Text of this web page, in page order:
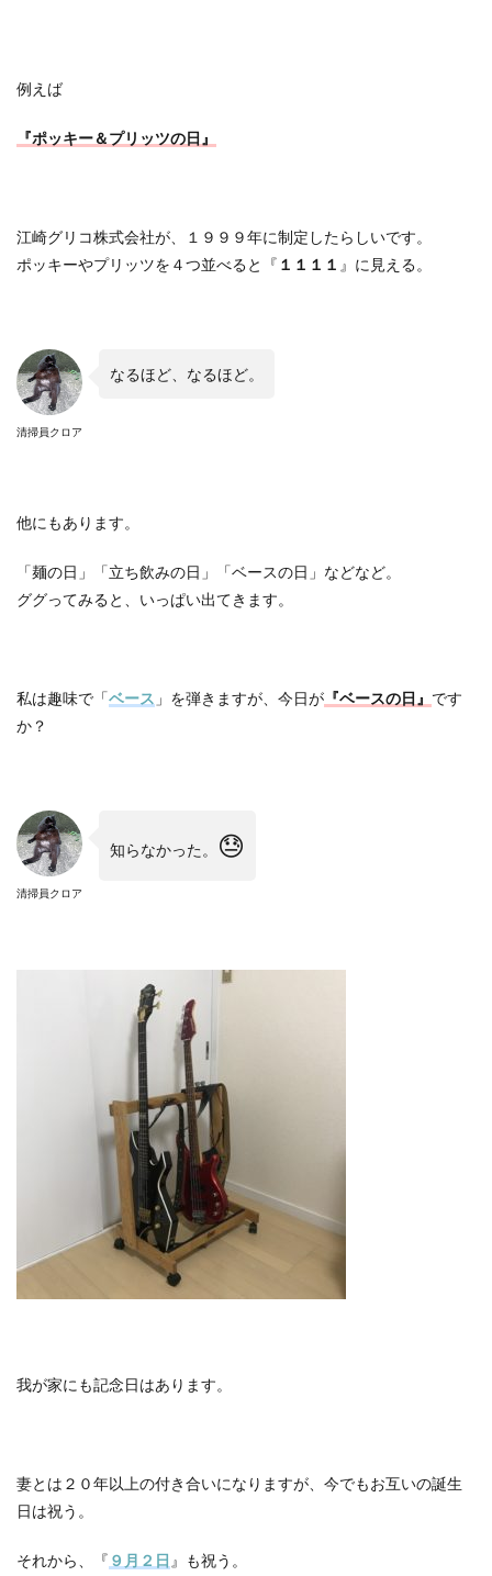
例えば
『ポッキー＆プリッツの日』
江崎グリコ株式会社が、１９９９年に制定したらしいです。
ポッキーやプリッツを４つ並べると『 １１１１ 』に見える。
清掃員クロア
なるほど、なるほど。
他にもあります。
「麺の日」「立ち飲みの日」「ベースの日」などなど。
ググってみると、いっぱい出てきます。
私は趣味で「ベース 」を弾きますが、今日が 『ベースの日』 です
か？
清掃員クロア
知らなかった。 😓
我が家にも記念日はあります。
妻とは２０年以上の付き合いになりますが、今でもお互いの誕生
日は祝う。
それから、『 ９月２日 』も祝う。